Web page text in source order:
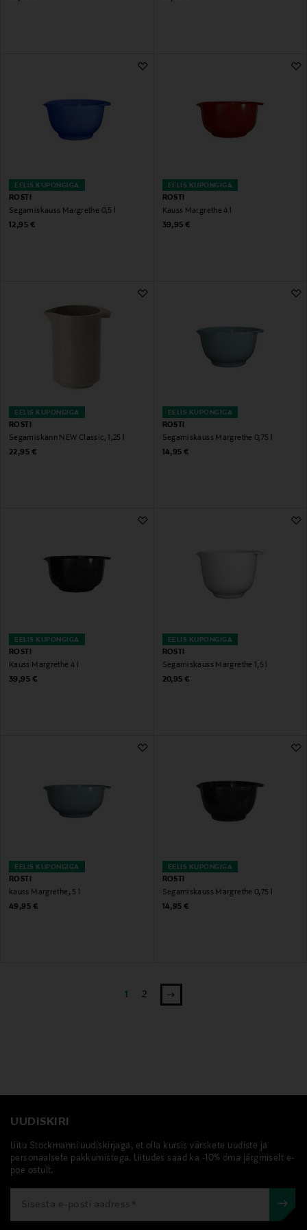
EELIS KUPONGIGA
ROSTI
Segamiskauss Margrethe 0,5 l
Original Price
12,95 €
EELIS KUPONGIGA
ROSTI
Kauss Margrethe 4 l
Original Price
39,95 €
EELIS KUPONGIGA
ROSTI
Segamiskann NEW Classic, 1,25 l
Original Price
22,95 €
EELIS KUPONGIGA
ROSTI
Segamiskauss Margrethe 0,75 l
Original Price
14,95 €
EELIS KUPONGIGA
ROSTI
Kauss Margrethe 4 l
Original Price
39,95 €
EELIS KUPONGIGA
ROSTI
Segamiskauss Margrethe 1,5 l
Original Price
20,95 €
EELIS KUPONGIGA
ROSTI
kauss Margrethe, 5 l
Original Price
49,95 €
EELIS KUPONGIGA
ROSTI
Segamiskauss Margrethe 0,75 l
Original Price
14,95 €
1 2
UUDISKIRI
Liitu Stockmanni uudiskirjaga, et olla kursis värskete uudiste ja
personaalsete pakkumistega. Liitudes saad ka -10% oma järgmiselt e-
poe ostult.